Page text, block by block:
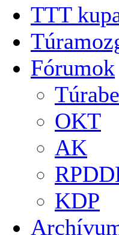
TTT
Fórumok
OKT
AK
KDP